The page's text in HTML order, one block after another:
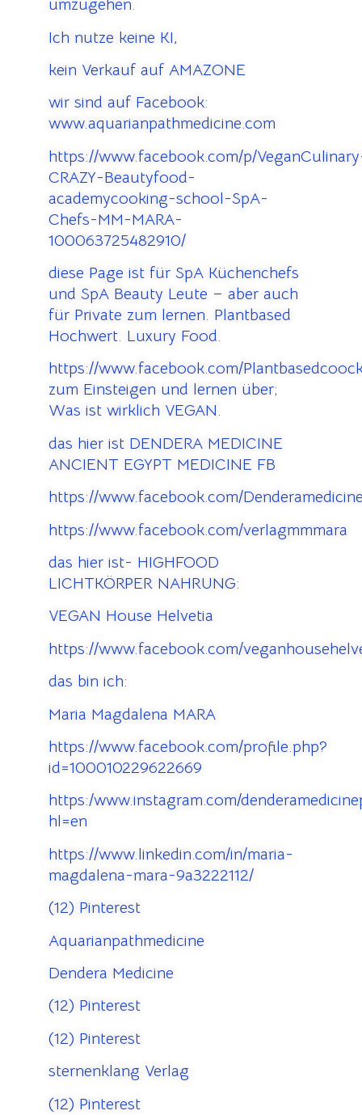
umzugehen.
Ich nutze keine KI,
kein Verkauf auf AMAZONE
wir sind auf Facebook:
www.aquarianpathmedicine.com
https://www.facebook.com/p/
CRAZY-Beautyfood-
academycooking-school-SpA-
Chefs-MM-MARA-
100063725482910/
diese Page ist für SpA Küchenchefs
und SpA Beauty Leute – aber auch
für Private zum lernen. Plantbased
Hochwert. Luxury Food.
https://www.facebook.com/
zum Einsteigen und lernen über;
Was ist wirklich VEGAN.
das hier ist DENDERA MEDICINE
ANCIENT EGYPT MEDICINE FB
https://www.facebook.com/
https://www.facebook.com/verlagmmmara
das hier ist- HIGHFOOD
LICHTKÖRPER NAHRUNG:
VEGAN House Helvetia
https://www.facebook.com/
das bin ich:
Maria Magdalena MARA
https://www.facebook.com/profile.php?
id=100010229622669
https:/www.instagram.com/
hl=en
https://www.linkedin.com/in/maria-
magdalena-mara-9a3222112/
(12) Pinterest
Aquarianpathmedicine
Dendera Medicine
(12) Pinterest
(12) Pinterest
sternenklang Verlag
(12) Pinterest